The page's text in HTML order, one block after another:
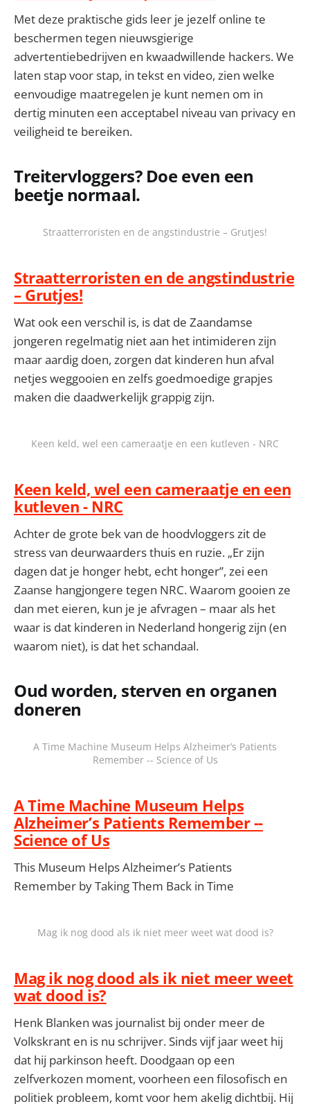
Met deze praktische gids leer je jezelf online te
beschermen tegen nieuwsgierige
advertentiebedrijven en kwaadwillende hackers. We
laten stap voor stap, in tekst en video, zien welke
eenvoudige maatregelen je kunt nemen om in
dertig minuten een acceptabel niveau van privacy en
veiligheid te bereiken.
Treitervloggers? Doe even een
beetje normaal.
Straatterroristen en de angstindustrie – Grutjes!
Straatterroristen en de angstindustrie
– Grutjes!
Wat ook een verschil is, is dat de Zaandamse
jongeren regelmatig niet aan het intimideren zijn
maar aardig doen, zorgen dat kinderen hun afval
netjes weggooien en zelfs goedmoedige grapjes
maken die daadwerkelijk grappig zijn.
Keen keld, wel een cameraatje en een kutleven - NRC
Keen keld, wel een cameraatje en een
kutleven - NRC
Achter de grote bek van de hoodvloggers zit de
stress van deurwaarders thuis en ruzie. „Er zijn
dagen dat je honger hebt, echt honger”, zei een
Zaanse hangjongere tegen NRC. Waarom gooien ze
dan met eieren, kun je je afvragen – maar als het
waar is dat kinderen in Nederland hongerig zijn (en
waarom niet), is dat het schandaal.
Oud worden, sterven en organen
doneren
A Time Machine Museum Helps Alzheimer’s Patients
Remember -- Science of Us
A Time Machine Museum Helps
Alzheimer’s Patients Remember --
Science of Us
This Museum Helps Alzheimer’s Patients
Remember by Taking Them Back in Time
Mag ik nog dood als ik niet meer weet wat dood is?
Mag ik nog dood als ik niet meer weet
wat dood is?
Henk Blanken was journalist bij onder meer de
Volkskrant en is nu schrijver. Sinds vijf jaar weet hij
dat hij parkinson heeft. Doodgaan op een
zelfverkozen moment, voorheen een filosofisch en
politiek probleem, komt voor hem akelig dichtbij. Hij